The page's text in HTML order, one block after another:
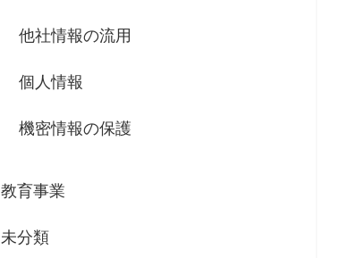
他社情報の流用
個人情報
機密情報の保護
教育事業
未分類